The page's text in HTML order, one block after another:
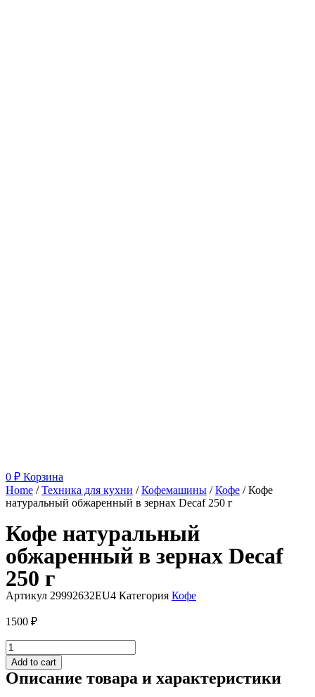
0 ₽ Корзина
Home /Техника для кухни /Кофемашины /Кофе / Кофе
натуральный обжаренный в зернах Decaf 250 г
Кофе натуральный
обжаренный в зернах Decaf
250 г
Артикул 29992632EU4 Категория Кофе
1500 ₽
Кофе
натуральный
обжаренный
в
Add to cart
Описание товара и характеристики